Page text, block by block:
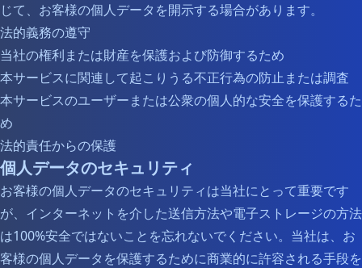
じて、お客様の個人データを開示する場合があります。
法的義務の遵守
当社の権利または財産を保護および防御するため
本サービスに関連して起こりうる不正行為の防止または調査
本サービスのユーザーまたは公衆の個人的な安全を保護するた
め
法的責任からの保護
個人データのセキュリティ
お客様の個人データのセキュリティは当社にとって重要です
が、インターネットを介した送信方法や電子ストレージの方法
は100%安全ではないことを忘れないでください。当社は、お
客様の個人データを保護するために商業的に許容される手段を